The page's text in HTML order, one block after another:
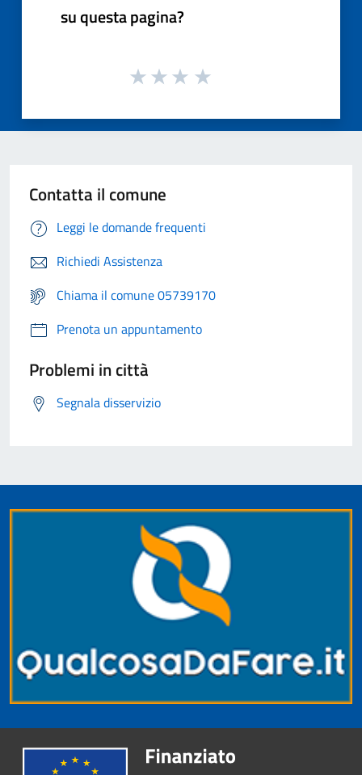
su questa pagina?
Contatta il comune
Leggi le domande frequenti
Richiedi Assistenza
Chiama il comune 05739170
Prenota un appuntamento
Problemi in città
Segnala disservizio